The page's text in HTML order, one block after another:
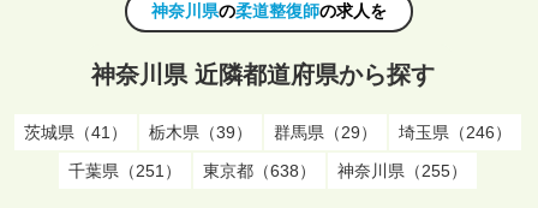
神奈川県の柔道整復師の求人を
神奈川県 近隣都道府県から探す
茨城県（41） 栃木県（39） 群馬県（29）
埼玉県（246）
千葉県（251）
東京都（638） 神奈川県（255）